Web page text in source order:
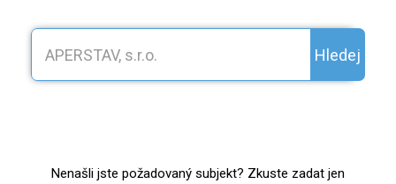
Hledej
Nenašli jste požadovaný subjekt? Zkuste zadat jen